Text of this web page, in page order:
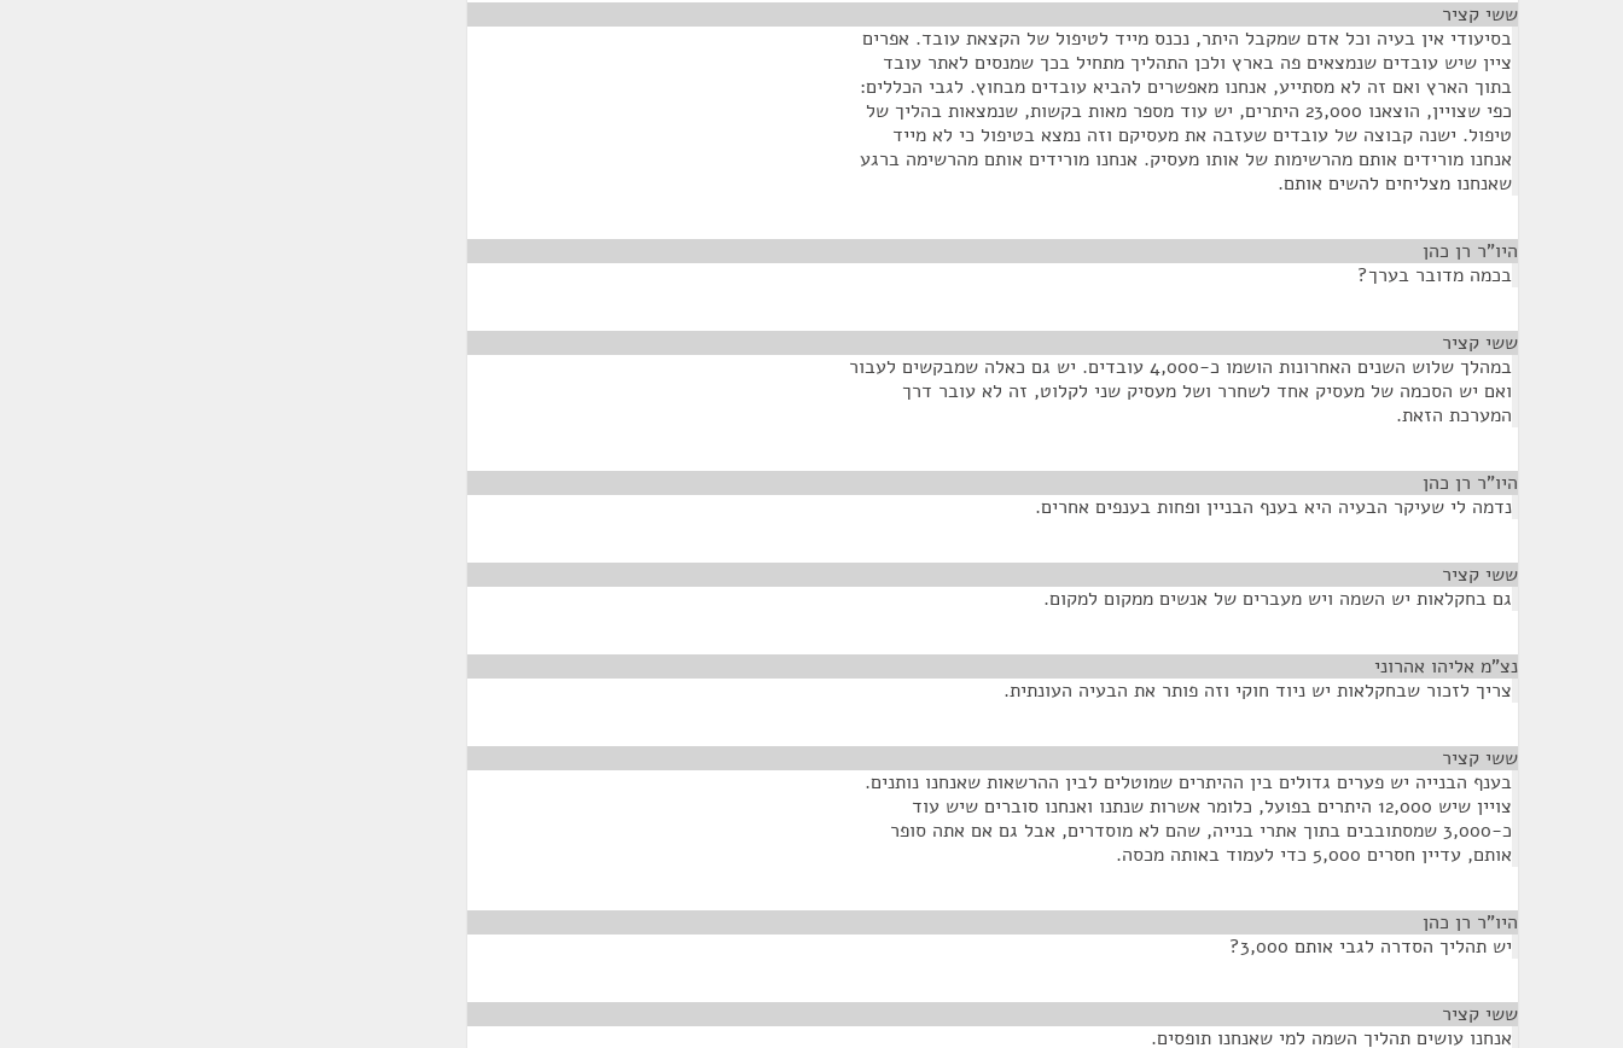
ששי קציר
בסיעודי אין בעיה וכל אדם שמקבל היתר, נכנס מייד לטיפול של הקצאת עובד. אפרים
ציין שיש עובדים שנמצאים פה בארץ ולכן התהליך מתחיל בכך שמנסים לאתר עובד
בתוך הארץ ואם זה לא מסתייע, אנחנו מאפשרים להביא עובדים מבחוץ. לגבי הכללים:
כפי שצויין, הוצאנו 23,000 היתרים, יש עוד מספר מאות בקשות, שנמצאות בהליך של
טיפול. ישנה קבוצה של עובדים שעזבה את מעסיקם וזה נמצא בטיפול כי לא מייד
אנחנו מורידים אותם מהרשימות של אותו מעסיק. אנחנו מורידים אותם מהרשימה ברגע
שאנחנו מצליחים להשים אותם.
היו"ר רן כהן
בכמה מדובר בערך?
ששי קציר
במהלך שלוש השנים האחרונות הושמו כ-4,000 עובדים. יש גם כאלה שמבקשים לעבור
ואם יש הסכמה של מעסיק אחד לשחרר ושל מעסיק שני לקלוט, זה לא עובר דרך
המערכת הזאת.
היו"ר רן כהן
נדמה לי שעיקר הבעיה היא בענף הבניין ופחות בענפים אחרים.
ששי קציר
גם בחקלאות יש השמה ויש מעברים של אנשים ממקום למקום.
נצ"מ אליהו אהרוני
צריך לזכור שבחקלאות יש ניוד חוקי וזה פותר את הבעיה העונתית.
ששי קציר
בענף הבנייה יש פערים גדולים בין ההיתרים שמוטלים לבין ההרשאות שאנחנו נותנים.
צויין שיש 12,000 היתרים בפועל, כלומר אשרות שנתנו ואנחנו סוברים שיש עוד
כ-3,000 שמסתובבים בתוך אתרי בנייה, שהם לא מוסדרים, אבל גם אם אתה סופר
אותם, עדיין חסרים 5,000 כדי לעמוד באותה מכסה.
היו"ר רן כהן
יש תהליך הסדרה לגבי אותם 3,000?
ששי קציר
אנחנו עושים תהליך השמה למי שאנחנו תופסים.